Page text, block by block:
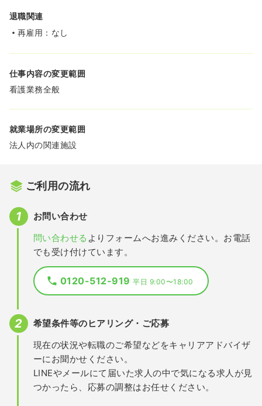
退職関連
再雇用：なし
仕事内容の変更範囲
看護業務全般
就業場所の変更範囲
法人内の関連施設
ご利用の流れ
お問い合わせ
問い合わせる よりフォームへお進みください。お電話
でも受け付けています。
0120-512-919平日 9:00〜18:00
希望条件等のヒアリング・ご応募
現在の状況や転職のご希望などをキャリアアドバイザ
ーにお聞かせください。
LINEやメールにて届いた求人の中で気になる求人が見
つかったら、応募の調整はお任せください。